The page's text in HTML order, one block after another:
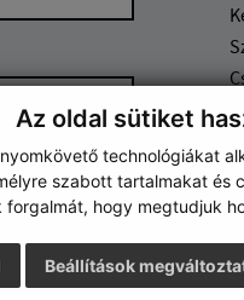
Az oldal sütiket
technológiákat
szabott tartalmakat és
forgalmát, hogy megtudjuk
Beállítások
Google
küldése